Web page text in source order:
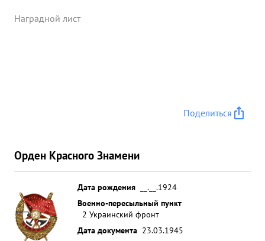
Наградной лист
Поделиться
Орден Красного Знамени
Дата рождения
__.__.1924
Военно-пересыльный пункт
2 Украинский фронт
Дата документа 23.03.1945